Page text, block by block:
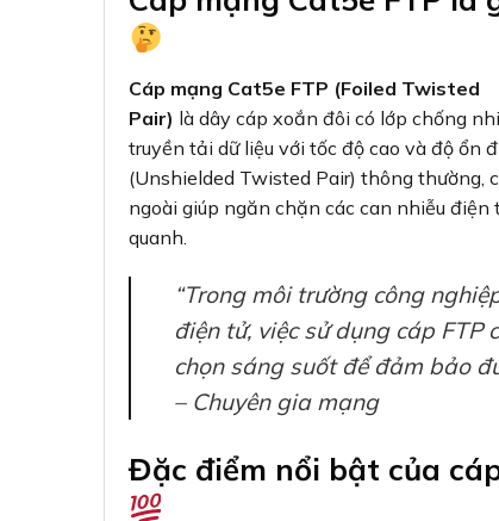
Cáp mạng Cat5e FTP (Foiled Twisted
Pair) là dây cáp xoắn đôi có lớp chống
truyền tải dữ liệu với tốc độ cao và độ ổn
(Unshielded Twisted Pair) thông thường,
ngoài giúp ngăn chặn các can nhiễu điện
quanh.
“Trong môi trường công
điện tử, việc sử dụng cáp FTP
chọn sáng suốt để đảm bảo
– Chuyên gia mạng
Đặc điểm nổi bật của